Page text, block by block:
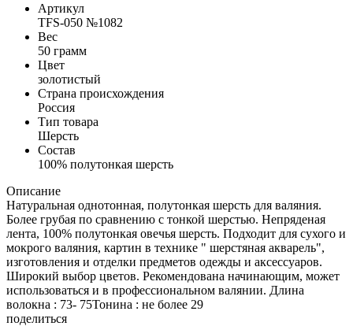
Артикул
TFS-050 №1082
Вес
50 грамм
Цвет
золотистый
Страна происхождения
Россия
Тип товара
Шерсть
Состав
100% полутонкая шерсть
Описание
Натуральная однотонная, полутонкая шерсть для валяния.
Более грубая по сравнению с тонкой шерстью. Непряденая
лента, 100% полутонкая овечья шерсть. Подходит для сухого и
мокрого валяния, картин в технике " шерстяная акварель",
изготовления и отделки предметов одежды и аксессуаров.
Широкий выбор цветов. Рекомендована начинающим, может
использоваться и в профессиональном валянии. Длина
волокна : 73- 75Тонина : не более 29
поделиться